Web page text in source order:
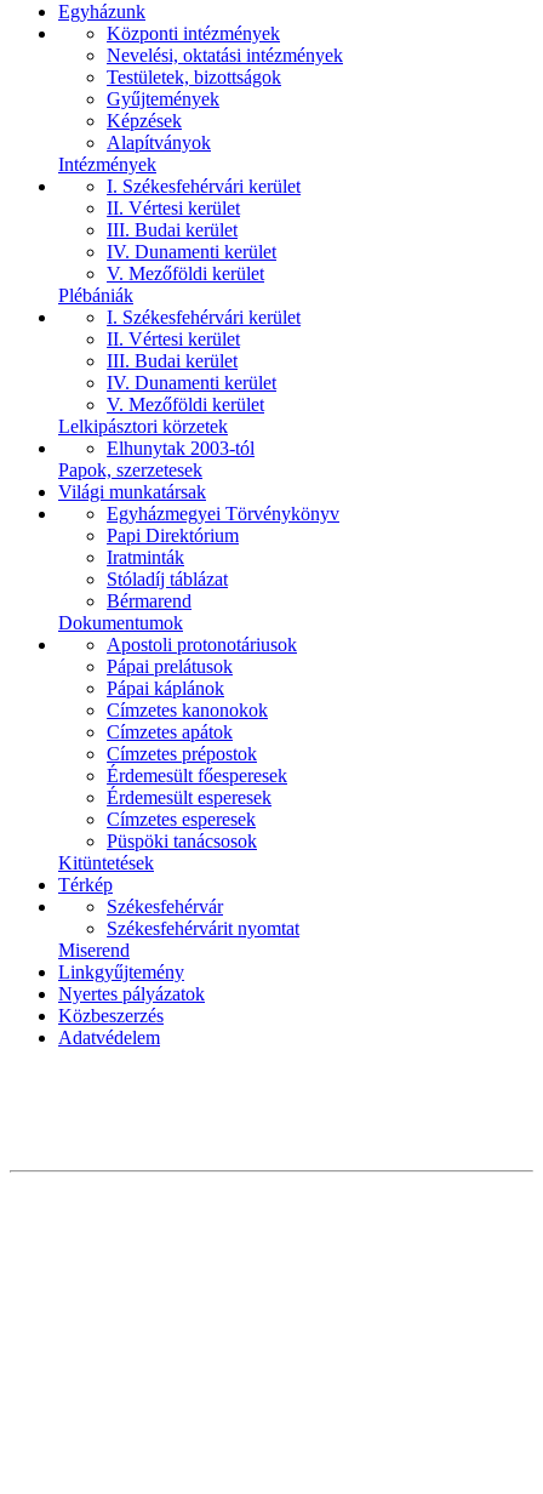
Egyházunk
Központi intézmények
Nevelési, oktatási intézmények
Testületek, bizottságok
Gyűjtemények
Képzések
Alapítványok
Intézmények
I. Székesfehérvári kerület
II. Vértesi kerület
III. Budai kerület
IV. Dunamenti kerület
V. Mezőföldi kerület
Plébániák
I. Székesfehérvári kerület
II. Vértesi kerület
III. Budai kerület
IV. Dunamenti kerület
V. Mezőföldi kerület
Lelkipásztori körzetek
Elhunytak 2003-tól
Papok, szerzetesek
Világi munkatársak
Egyházmegyei Törvénykönyv
Papi Direktórium
Iratminták
Stóladíj táblázat
Bérmarend
Dokumentumok
Apostoli protonotáriusok
Pápai prelátusok
Pápai káplánok
Címzetes kanonokok
Címzetes apátok
Címzetes prépostok
Érdemesült főesperesek
Érdemesült esperesek
Címzetes esperesek
Püspöki tanácsosok
Kitüntetések
Térkép
Székesfehérvár
Székesfehérvárit nyomtat
Miserend
Linkgyűjtemény
Nyertes pályázatok
Közbeszerzés
Adatvédelem